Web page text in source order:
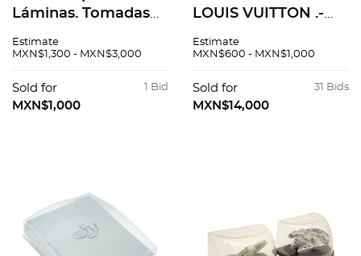
Láminas. Tomadas
HISTORIA DE LAS
ESPAÑA Piezas: 13
Estimate
MXN$1,300 - MXN$3,000
1 Bid
Sold for
MXN$1,000
LOUIS VUITTON .-
Vuitton Fashion
2014 .-
Estimate
MXN$600 - MXN$1,000
31 Bids
Sold for
MXN$14,000